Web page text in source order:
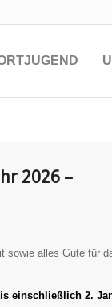
2026 –
sowie alles Gute für
einschließlich 2.